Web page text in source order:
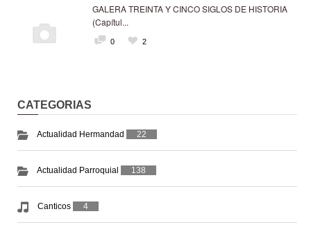
GALERA TREINTA Y CINCO SIGLOS DE HISTORIA
(Capítul...
0 2
CATEGORIAS
Actualidad Hermandad 22
Actualidad Parroquial 138
Canticos 4